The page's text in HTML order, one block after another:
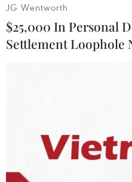
JG Wentworth
$25,000 In Personal
Settlement Loophole